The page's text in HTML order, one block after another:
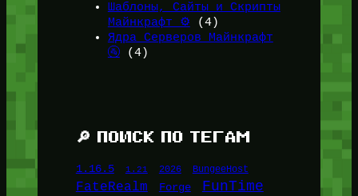
Шаблоны, Сайты и Скрипты
Майнкрафт ⚙️ (4)
Ядра Серверов Майнкрафт
🚰(4)
🔎 ПОИСК ПО ТЕГАМ
1.16.5 1.21 2026 BungeeHost
FateRealm Forge FunTime